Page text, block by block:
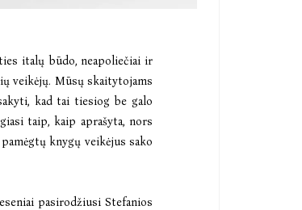
italų būdo, neapoliečiai ir
veikėjų. Mūsų skaitytojams
kad tai tiesiog be galo
taip, kaip aprašyta, nors
knygų veikėjus sako
pasirodžiusi Stefanios